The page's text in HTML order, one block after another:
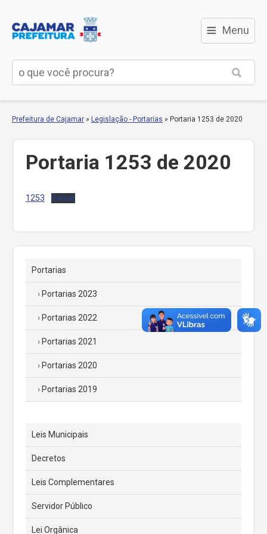
≡ Menu
Prefeitura de Cajamar » Legislação - Portarias » Portaria 1253 de 2020
Portaria 1253 de 2020
1253 Baixar
Portarias
Portarias 2023
Portarias 2022
Portarias 2021
Portarias 2020
Portarias 2019
Leis Municipais
Decretos
Leis Complementares
Servidor Público
Lei Orgânica